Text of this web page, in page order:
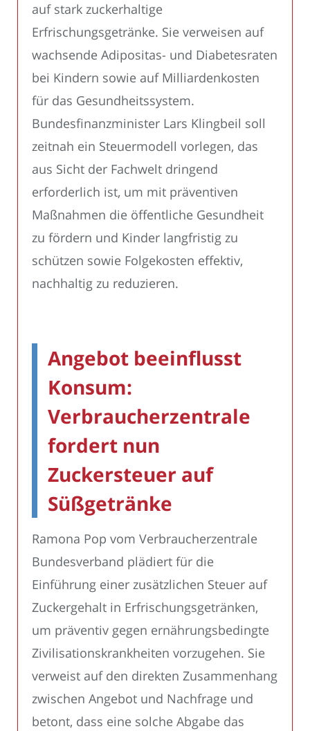
auf stark zuckerhaltige
Erfrischungsgetränke. Sie verweisen auf
wachsende Adipositas- und Diabetesraten
bei Kindern sowie auf Milliardenkosten
für das Gesundheitssystem.
Bundesfinanzminister Lars Klingbeil soll
zeitnah ein Steuermodell vorlegen, das
aus Sicht der Fachwelt dringend
erforderlich ist, um mit präventiven
Maßnahmen die öffentliche Gesundheit
zu fördern und Kinder langfristig zu
schützen sowie Folgekosten effektiv,
nachhaltig zu reduzieren.
Angebot beeinflusst
Konsum:
Verbraucherzentrale
fordert nun
Zuckersteuer auf
Süßgetränke
Ramona Pop vom Verbraucherzentrale
Bundesverband plädiert für die
Einführung einer zusätzlichen Steuer auf
Zuckergehalt in Erfrischungsgetränken,
um präventiv gegen ernährungsbedingte
Zivilisationskrankheiten vorzugehen. Sie
verweist auf den direkten Zusammenhang
zwischen Angebot und Nachfrage und
betont, dass eine solche Abgabe das